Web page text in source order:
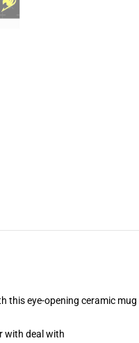
this eye-opening ceramic mug
with deal with